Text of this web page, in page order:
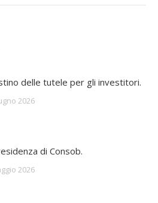
delle tutele per gli investitori.
2026
di Consob.
2026